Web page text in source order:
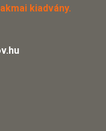
kiadvány.